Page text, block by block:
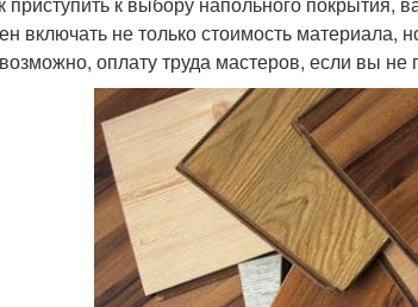
включать не только стоимость материала,
оплату труда мастеров, если вы